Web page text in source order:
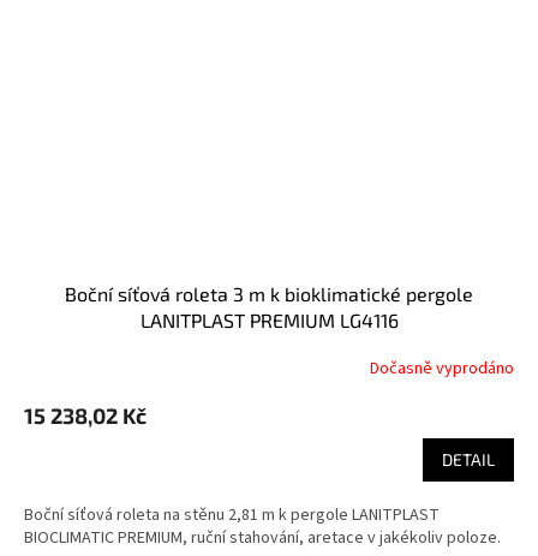
boční síťová roleta 3 m k bioklimatické pergole
LANITPLAST PREMIUM LG4116
Dočasně vyprodáno
15 238,02 Kč
DETAIL
Boční síťová roleta na stěnu 2,81 m k pergole LANITPLAST
BIOCLIMATIC PREMIUM, ruční stahování, aretace v jakékoliv poloze.